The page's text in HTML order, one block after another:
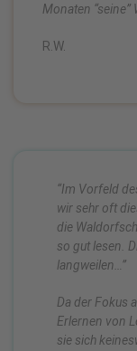
Monaten “seine”
R.W.
“Im Vorfeld
wir sehr oft
die
so gut lesen.
langweilen…”
Da der Fokus
Erlernen von
sie sich